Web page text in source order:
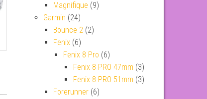
Magnifique (9)
Garmin (24)
Bounce 2 (2)
Fenix (6)
Fenix 8 Pro (6)
Fenix 8 PRO 47mm (3)
Fenix 8 PRO 51mm (3)
Forerunner (6)